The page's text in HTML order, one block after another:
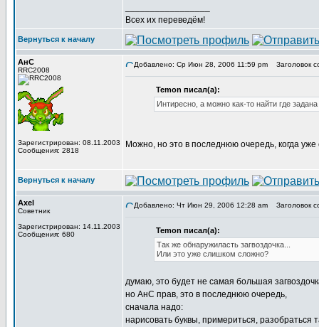
Всех их переведём!
Вернуться к началу
АнС
RRC2008
Зарегистрирован: 08.11.2003
Сообщения: 2818
Добавлено: Ср Июн 28, 2006 11:59 pm Заголовок
Temon писал(а):
Интиресно, а можно как-то найти где
Можно, но это в последнюю очередь, когда уже
Вернуться к началу
Axel
Советник
Зарегистрирован: 14.11.2003
Сообщения: 680
Добавлено: Чт Июн 29, 2006 12:28 am Заголовок
Temon писал(а):
Так же обнаружиласть загвоздочка...
Или это уже слишком сложно?
думаю, это будет не самая большая
но АнС прав, это в последнюю очередь,
сначала надо:
нарисовать буквы, примериться, разобраться